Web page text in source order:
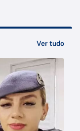
Ver tudo